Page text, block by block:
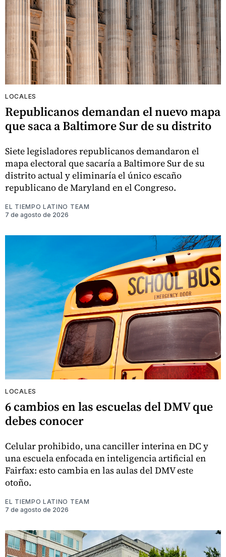
LOCALES
Republicanos demandan el nuevo mapa
que saca a Baltimore Sur de su distrito
Siete legisladores republicanos demandaron el
mapa electoral que sacaría a Baltimore Sur de su
distrito actual y eliminaría el único escaño
republicano de Maryland en el Congreso.
EL TIEMPO LATINO TEAM
7 de agosto de 2026
LOCALES
6 cambios en las escuelas del DMV que
debes conocer
Celular prohibido, una canciller interina en DC y
una escuela enfocada en inteligencia artificial en
Fairfax: esto cambia en las aulas del DMV este
otoño.
EL TIEMPO LATINO TEAM
7 de agosto de 2026